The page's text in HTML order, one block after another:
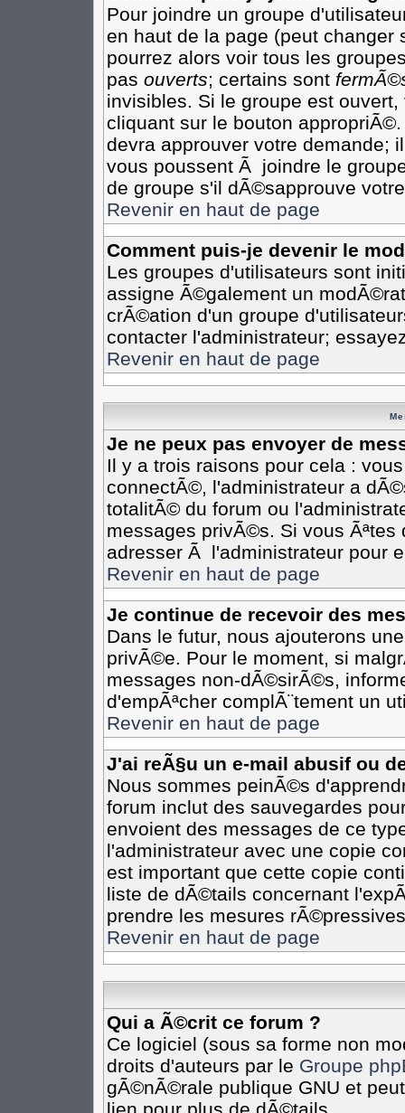
Pour joindre un groupe
en haut de la page (peut changer
pourrez alors voir tous les
pas ouverts; certains sont
invisibles. Si le groupe est
cliquant sur le bouton
devra approuver votre demande;
vous poussent Ã joindre le
de groupe s'il dÃ©sapprouve
Revenir en haut de page
Comment puis-je devenir le
Les groupes d'utilisateurs sont
assigne Ã©galement un
crÃ©ation d'un groupe
contacter l'administrateur;
Revenir en haut de page
Je ne peux pas envoyer de
Il y a trois raisons pour cela :
connectÃ©, l'administrateur a
totalitÃ© du forum ou
messages privÃ©s. Si vous
adresser Ã l'administrateur pour
Revenir en haut de page
Je continue de recevoir des
Dans le futur, nous ajouterons
privÃ©e. Pour le moment, si
messages non-dÃ©sirÃ©s,
d'empÃªcher complÃ¨tement un
Revenir en haut de page
J'ai reÃ§u un e-mail abusif ou
Nous sommes peinÃ©s
forum inclut des sauvegardes
envoient des messages de ce
l'administrateur avec une copie
est important que cette copie
liste de dÃ©tails concernant
prendre les mesures
Revenir en haut de page
Qui a Ã©crit ce forum ?
Ce logiciel (sous sa forme non
droits d'auteurs par le Groupe
gÃ©nÃ©rale publique GNU et